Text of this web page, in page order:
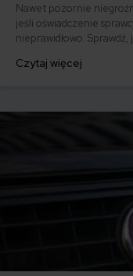
Nawet pozornie
jeśli oświadczenie
nieprawidłowo.
Czytaj więcej